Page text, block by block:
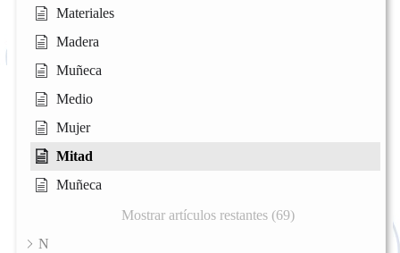
Materiales
Madera
Muñeca
Medio
Mujer
Mitad
Muñeca
Mostrar artículos restantes (69)
N